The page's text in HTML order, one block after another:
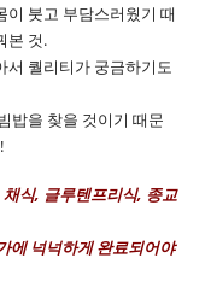
이 붓고 부담스러웠기 때
본 것.
서 퀄리티가 궁금하기도
밥을 찾을 것이기 때문
식, 글루텐프리식, 종교
에 넉넉하게 완료되어야